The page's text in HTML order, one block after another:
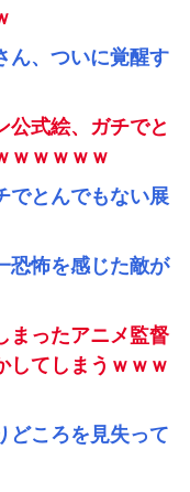
ん、ついに覚醒す
公式絵、ガチでと
ｗｗｗｗｗ
でとんでもない展
恐怖を感じた敵が
まったアニメ監督
してしまうｗｗｗ
どころを見失って